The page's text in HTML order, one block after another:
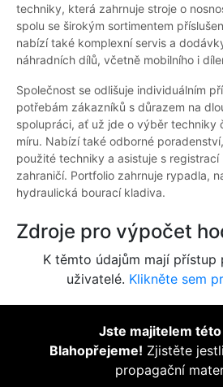
techniky, která zahrnuje stroje o
spolu se širokým sortimentem
nabízí také komplexní servis a
náhradních dílů, včetně mobilního i
Společnost se odlišuje individuálním
potřebám zákazníků s důrazem na
spolupráci, ať už jde o výběr techniky
míru. Nabízí také odborné
použité techniky a asistuje s
zahraničí. Portfolio zahrnuje rypadla,
hydraulická bourací kladiva.
Zdroje pro výpočet
K těmto údajům mají přístup
uživatelé. Klikněte sem
Jste majitelem
Blahopřejeme! Zjistěte
propagační